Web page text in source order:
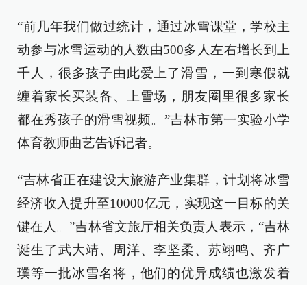
“前几年我们做过统计，通过冰雪课堂，学校主
动参与冰雪运动的人数由500多人左右增长到上
千人，很多孩子由此爱上了滑雪，一到寒假就
缠着家长买装备、上雪场，朋友圈里很多家长
都在秀孩子的滑雪视频。”吉林市第一实验小学
体育教师曲艺告诉记者。
“吉林省正在建设大旅游产业集群，计划将冰雪
经济收入提升至10000亿元，实现这一目标的关
键在人。”吉林省文旅厅相关负责人表示，“吉林
诞生了武大靖、周洋、李坚柔、苏翊鸣、齐广
璞等一批冰雪名将，他们的优异成绩也激发着